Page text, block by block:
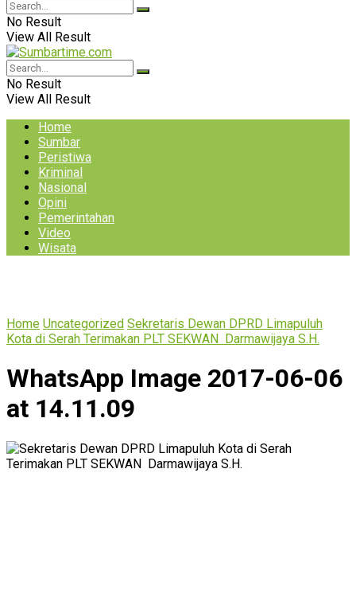
No Result
View All Result
No Result
View All Result
Home
Sumbar
Peristiwa
Kriminal
Nasional
Opini
Pemerintahan
Video
Wisata
Home Uncategorized Sekretaris Dewan DPRD Limapuluh
Kota di Serah Terimakan PLT SEKWAN Darmawijaya S.H.
WhatsApp Image 2017-06-06
at 14.11.09